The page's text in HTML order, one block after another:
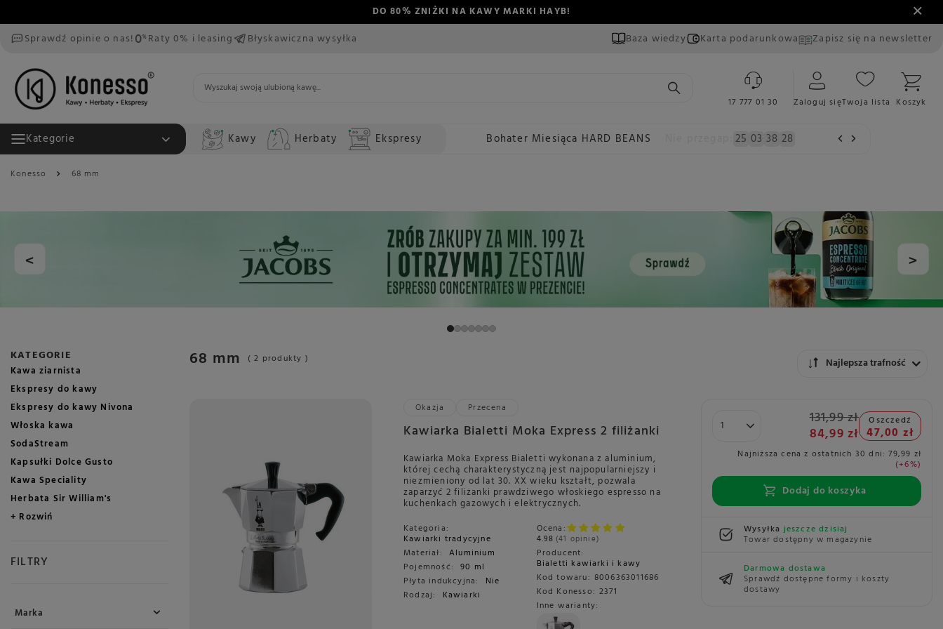
DO 80% ZNIŻKI NA KAWY MARKI HAYB!
Sprawdź opinie o nas!
Raty 0% i leasing Błyskawiczna wysyłka Baza wiedzy Karta podarunkowa Zapisz się na newsletter
17 777 01 30 Zaloguj sięTwoja lista Koszyk
Kategorie Kawy Herbaty Ekspresy Bohater Miesiąca HARD BEANS 25 03 38 28
Konesso 68 mm
< >
KATEGORIE
Kawa ziarnista
Ekspresy do kawy
Ekspresy do kawy Nivona
Włoska kawa
SodaStream
Kapsułki Dolce Gusto
Kawa Speciality
Herbata Sir William's
+ Rozwiń
FILTRY
Marka
68 mm ( 2 produkty ) Zmień sortowanie
Najlepsza trafność
Okazja Przecena
Kawiarka Bialetti Moka Express 2 filiżanki
Kawiarka Moka Express Bialetti wykonana z aluminium,
której cechą charakterystyczną jest najpopularniejszy i
niezmieniony od lat 30. XX wieku kształt, pozwala
zaparzyć 2 filiżanki prawdziwego włoskiego espresso na
kuchenkach gazowych i elektrycznych.
Kategoria:
Kawiarki tradycyjne
Materiał: Aluminium
Pojemność: 90 ml
Płyta indukcyjna:
Nie
Rodzaj:
Kawiarki
Ocena:
4.98 41 opinie
Producent:
Bialetti kawiarki i kawy
Kod towaru: 8006363011686
Kod Konesso: 2371
Inne warianty:
131,99 zł
84,99 zł
Oszczedź
47,00 zł
Najniższa cena z ostatnich 30 dni:79,99 zł
+6%
Dodaj do koszyka
Wysyłkajeszcze dzisiaj
Towar dostępny w magazynie
Darmowa dostawa
Sprawdź dostępne formy i koszty
dostawy